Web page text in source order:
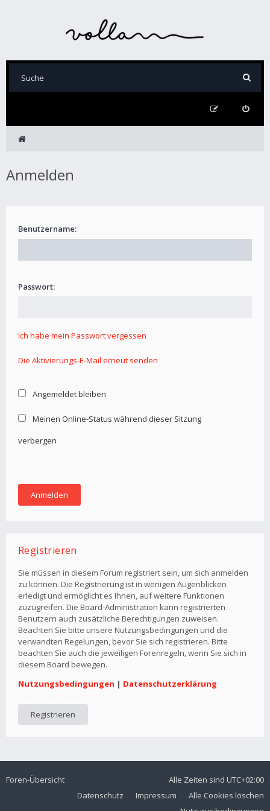
Anmelden
Benutzername:
Passwort:
Ich habe mein Passwort vergessen
Die Aktivierungs-E-Mail erneut senden
Angemeldet bleiben
Meinen Online-Status während dieser Sitzung
verbergen
Registrieren
Sie müssen in diesem Forum registriert sein, um sich anmelden
zu können. Die Registrierung ist in wenigen Augenblicken
erledigt und ermöglicht es Ihnen, auf weitere Funktionen
zuzugreifen. Die Board-Administration kann registrierten
Benutzern auch zusätzliche Berechtigungen zuweisen.
Beachten Sie bitte unsere Nutzungsbedingungen und die
verwandten Regelungen, bevor Sie sich registrieren. Bitte
beachten Sie auch die jeweiligen Forenregeln, wenn Sie sich in
diesem Board bewegen.
Nutzungsbedingungen | Datenschutzerklärung
Registrieren
Foren-Übersicht Alle Zeiten sind UTC+02:00
Alle Cookies löschen
Impressum
Datenschutz